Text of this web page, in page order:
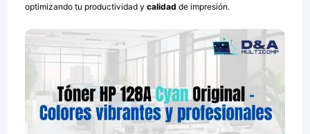
optimizando tu productividad y calidad de impresión.